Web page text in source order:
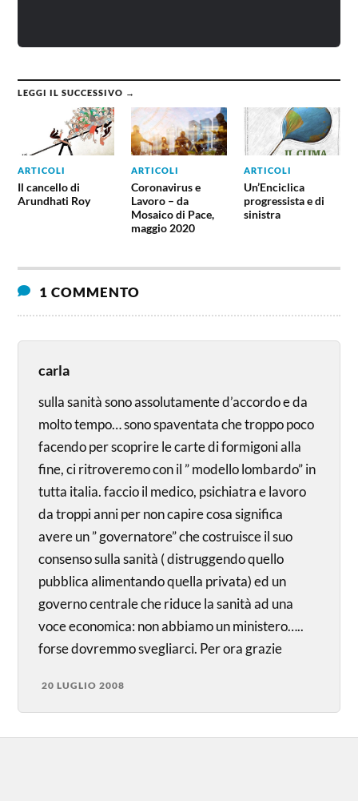
LEGGI IL SUCCESSIVO →
ARTICOLI
Il cancello di
Arundhati Roy
ARTICOLI
Coronavirus e
Lavoro – da
Mosaico di Pace,
maggio 2020
ARTICOLI
Un’Enciclica
progressista e di
sinistra
1 COMMENTO
carla
sulla sanità sono assolutamente d’accordo e da
molto tempo… sono spaventata che troppo poco
facendo per scoprire le carte di formigoni alla
fine, ci ritroveremo con il ” modello lombardo” in
tutta italia. faccio il medico, psichiatra e lavoro
da troppi anni per non capire cosa significa
avere un ” governatore” che costruisce il suo
consenso sulla sanità ( distruggendo quello
pubblica alimentando quella privata) ed un
governo centrale che riduce la sanità ad una
voce economica: non abbiamo un ministero…..
forse dovremmo svegliarci. Per ora grazie
20 LUGLIO 2008